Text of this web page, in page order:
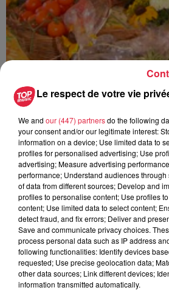
Date
du25 août 2019
au25 août 2019
Lieu
Parc de
WESSERLING
https://www.parc-
Le respect de votre vie
We and our (447) partnersdo the following
your consent and/or our legitimate interest:
information on a device; Use limited data to
profiles for personalised advertising; Use
advertising; Measure advertising
performance; Understand audiences
of data from different sources; Develop and
profiles to personalise content; Use profiles
content; Use limited data to select content;
detect fraud, and fix errors; Deliver and
Save and communicate privacy choices.
process personal data such as IP address
following functionalities: Identify devices
requested; Use precise geolocation data;
other data sources; Link different devices;
information transmitted automatically.